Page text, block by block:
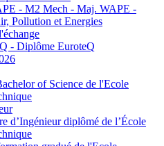
- M2 Mech - Maj. WAPE -
Pollution et Energies
- Diplôme EuroteQ
of Science de l'Ecole
d’Ingénieur diplômé de l’École